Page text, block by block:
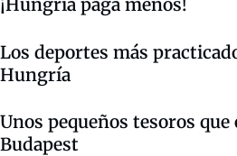
¡Hungría paga menos!
Los deportes más
Hungría
Unos pequeños tesoros que
Budapest